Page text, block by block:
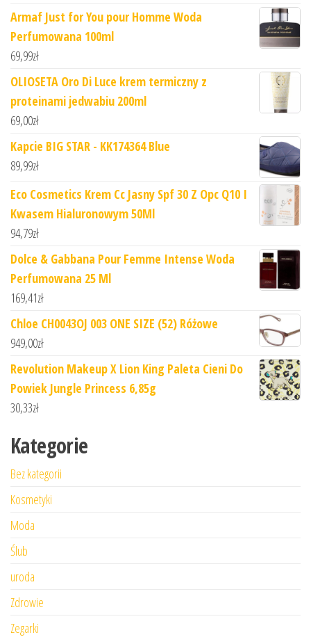
Armaf Just for You pour Homme Woda
Perfumowana 100ml
69,99zł
OLIOSETA Oro Di Luce krem termiczny z
proteinami jedwabiu 200ml
69,00zł
Kapcie BIG STAR - KK174364 Blue
89,99zł
Eco Cosmetics Krem Cc Jasny Spf 30 Z Opc Q10 I
Kwasem Hialuronowym 50Ml
94,79zł
Dolce & Gabbana Pour Femme Intense Woda
Perfumowana 25 Ml
169,41zł
Chloe CH0043OJ 003 ONE SIZE (52) Różowe
949,00zł
Revolution Makeup X Lion King Paleta Cieni Do
Powiek Jungle Princess 6,85g
30,33zł
Kategorie
Bez kategorii
Kosmetyki
Moda
Ślub
uroda
Zdrowie
Zegarki